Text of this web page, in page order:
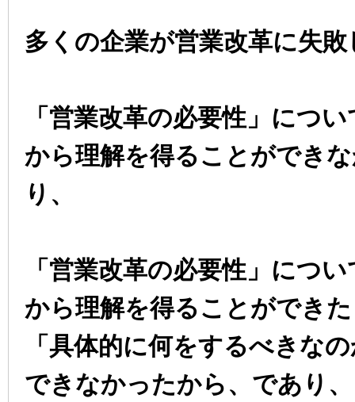
多くの企業が営業改革に失
「営業改革の必要性」につ
から理解を得ることができ
り、
「営業改革の必要性」につ
から理解を得ることができ
「具体的に何をするべきな
できなかったから、であり、